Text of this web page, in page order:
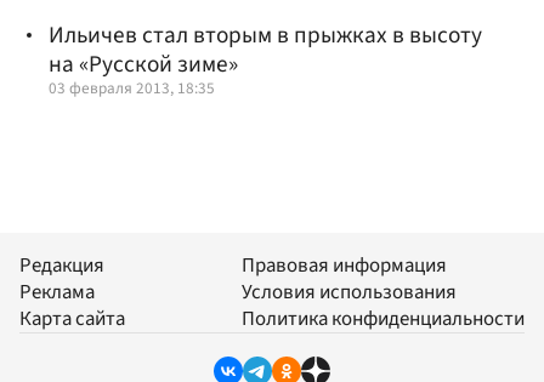
Ильичев стал вторым в прыжках в высоту
на «Русской зиме»
03 февраля 2013, 18:35
Редакция
Реклама
Карта сайта
Правовая информация
Условия использования
Политика конфиденциальности